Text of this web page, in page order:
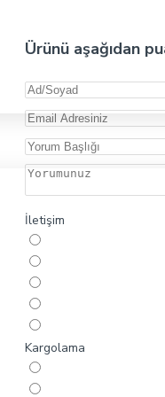
Ürünü aşağıdan
İletişim
Kargolama